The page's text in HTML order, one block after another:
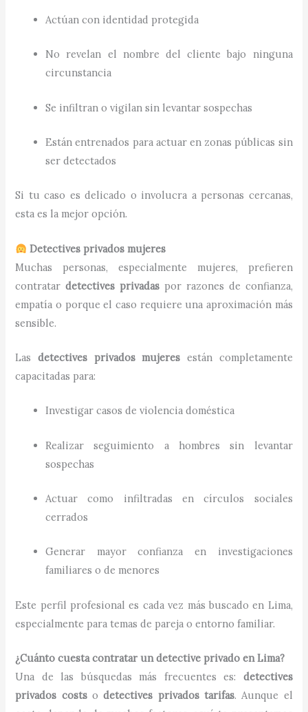
Actúan con identidad protegida
No revelan el nombre del cliente bajo ninguna
circunstancia
Se infiltran o vigilan sin levantar sospechas
Están entrenados para actuar en zonas públicas sin
ser detectados
Si tu caso es delicado o involucra a personas cercanas,
esta es la mejor opción.
Detectives privados mujeres
Muchas personas, especialmente mujeres, prefieren
contratardetectives privadas por razones de confianza,
empatía o porque el caso requiere una aproximación más
sensible.
Lasdetectives privados mujeres están completamente
capacitadas para:
Investigar casos de violencia doméstica
Realizar seguimiento a hombres sin levantar
sospechas
Actuar como infiltradas en círculos sociales
cerrados
Generar mayor confianza en investigaciones
familiares o de menores
Este perfil profesional es cada vez más buscado en Lima,
especialmente para temas de pareja o entorno familiar.
¿Cuánto cuesta contratar un detective privado en Lima?
Una de las búsquedas más frecuentes es: detectives
privados costsodetectives privados tarifas. Aunque el